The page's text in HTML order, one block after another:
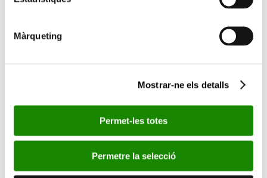
Màrqueting
Mostrar-ne els detalls
Permet-les totes
Permetre la selecció
Bolivia, India, Ecuador, Palestina, República Dominicana, Haití o
Guatemala.
Valencia se han apoyado 36 proyectos, mientras que en
Alicante han sido 12 las iniciativas respaldadas y en la provincia
de Castellón han recibido ayuda siete asociaciones.
Esta noticia en los medios: